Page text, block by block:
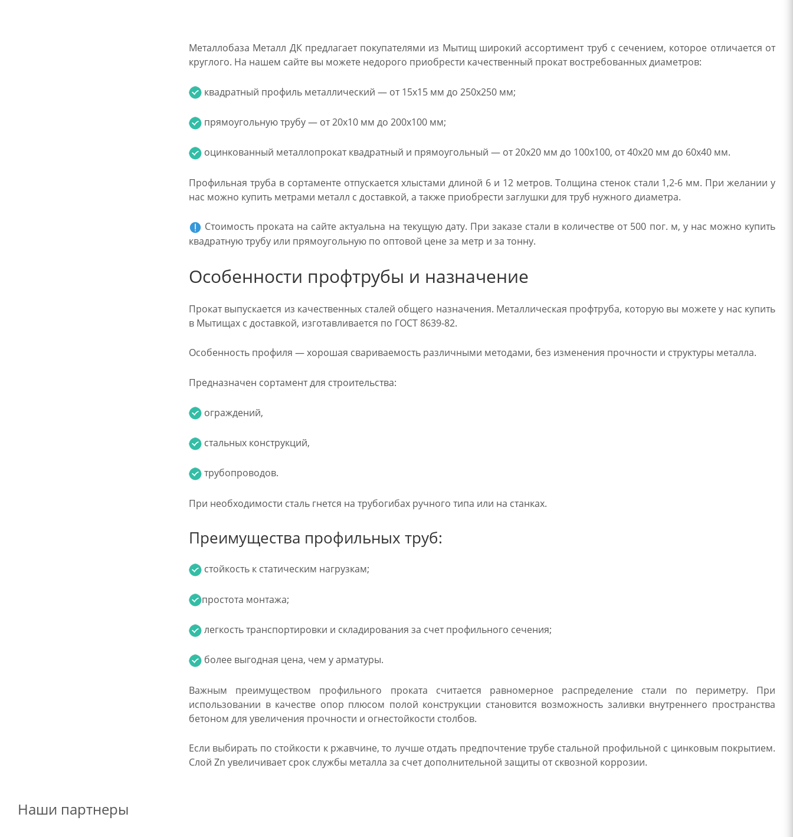
Металлобаза Металл ДК предлагает покупателями из Мытищ широкий ассортимент труб с сечением, которое отличается от
круглого. На нашем сайте вы можете недорого приобрести качественный прокат востребованных диаметров:
квадратный профиль металлический — от 15х15 мм до 250х250 мм;
прямоугольную трубу — от 20х10 мм до 200х100 мм;
оцинкованный металлопрокат квадратный и прямоугольный — от 20х20 мм до 100х100, от 40х20 мм до 60х40 мм.
Профильная труба в сортаменте отпускается хлыстами длиной 6 и 12 метров. Толщина стенок стали 1,2-6 мм. При желании у
нас можно купить метрами металл с доставкой, а также приобрести заглушки для труб нужного диаметра.
Стоимость проката на сайте актуальна на текущую дату. При заказе стали в количестве от 500 пог. м, у нас можно купить
квадратную трубу или прямоугольную по оптовой цене за метр и за тонну.
Особенности профтрубы и назначение
Прокат выпускается из качественных сталей общего назначения. Металлическая профтруба, которую вы можете у нас купить
в Мытищах с доставкой, изготавливается по ГОСТ 8639-82.
Особенность профиля — хорошая свариваемость различными методами, без изменения прочности и структуры металла.
Предназначен сортамент для строительства:
ограждений,
стальных конструкций,
трубопроводов.
При необходимости сталь гнется на трубогибах ручного типа или на станках.
Преимущества профильных труб:
стойкость к статическим нагрузкам;
простота монтажа;
легкость транспортировки и складирования за счет профильного сечения;
более выгодная цена, чем у арматуры.
Важным преимуществом профильного проката считается равномерное распределение стали по периметру. При
использовании в качестве опор плюсом полой конструкции становится возможность заливки внутреннего пространства
бетоном для увеличения прочности и огнестойкости столбов.
Если выбирать по стойкости к ржавчине, то лучше отдать предпочтение трубе стальной профильной с цинковым покрытием.
Слой Zn увеличивает срок службы металла за счет дополнительной защиты от сквозной коррозии.
Наши партнеры